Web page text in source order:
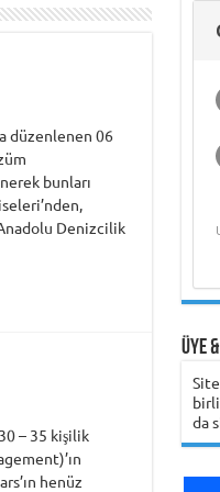
Bora Usluer
Teknolojileri
Şirketinin
Üniversitesi
Amerikan
Üniversitesi
Yorumu
düzenlenen 06
bunları
Denizcilik
– 35 kişilik
henüz
Üye
da